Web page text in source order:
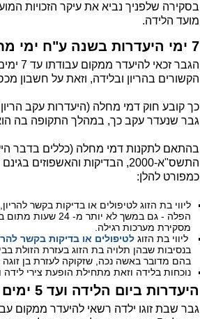
בסקירה שלפניך נביא את עיקר הזכויות
מועד הלידה.
7 ימי היעדרות בשנה ע"ח ימי מחלה בשל הריון או לידה של בת הזוג
הגבר
הקשורים בהריון ובלידה, וזאת על חשבון
גבר שנעדר עקב כך, במהלך התקופה בה
בהתאם לתקנות דמי מחלה (כללים בדבר
התשס"א-2000, הבדיקות
כמפורט להלן:
ליווי בת הזוג לטיפולים או בדיקות בקשר
הפלה - גם במשך לא
מסקירת מערכות רגילה.
ליווי בת הזוג לטיפולים או בדיקות בקשר
בנסיבות שבהן תלויה בת הזוג בעזרת הזולת
בהם מדובר באשה נכה, שזקוקה לעזרת בן זוגה
נוכחות בלידה וזאת מתחילת הופעת צירי לידה ועד 24 שעות מתום
היעדרות ביום הלידה ועד 5 ימים לאחר יום הלידה
גבר שבת זוגו ילדה רשאי להיעדר ממקום